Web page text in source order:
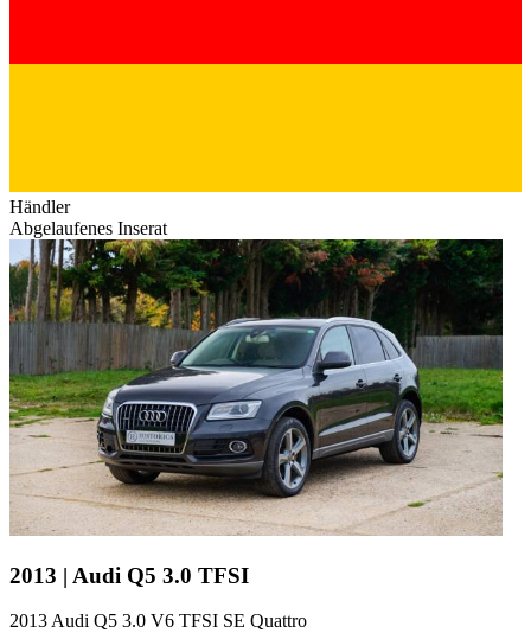
Händler
Abgelaufenes Inserat
2013 | Audi Q5 3.0 TFSI
2013 Audi Q5 3.0 V6 TFSI SE Quattro